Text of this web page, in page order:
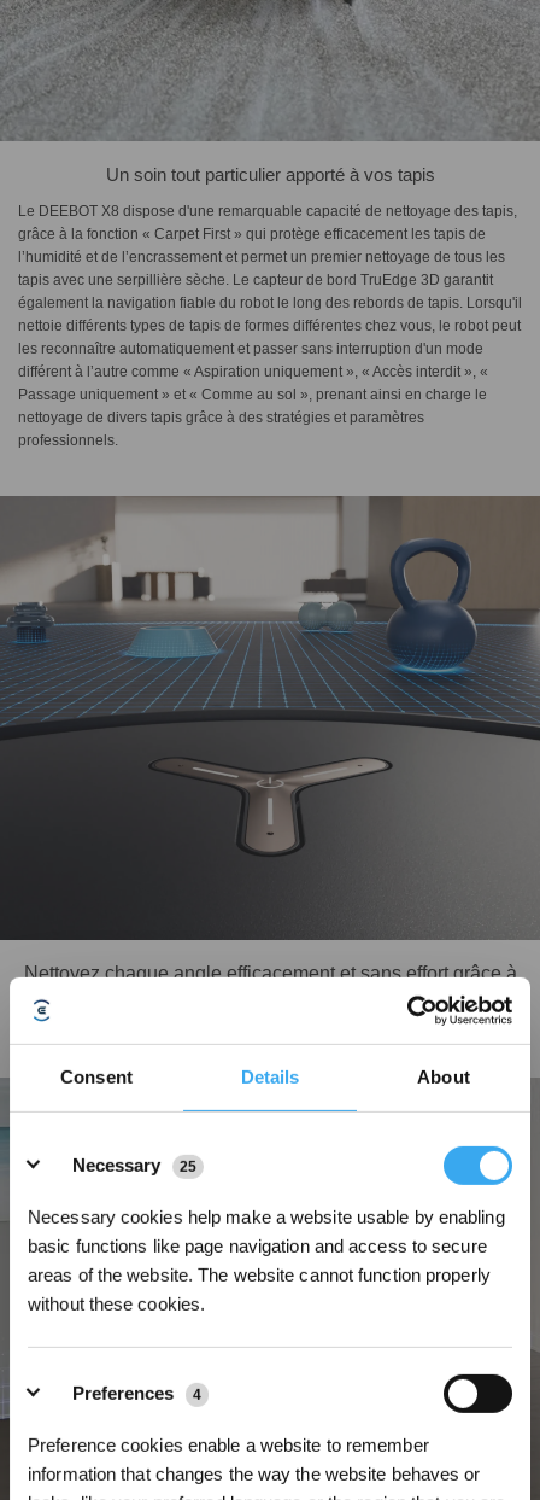
Consent Details About
Necessary
25
Necessary cookies help make a website usable by enabling
basic functions like page navigation and access to secure
areas of the website. The website cannot function properly
without these cookies.
Preferences 4
Preference cookies enable a website to remember
information that changes the way the website behaves or
Un soin tout particulier apporté à vos tapis
Le DEEBOT X8 dispose d'une remarquable capacité de nettoyage des tapis,
grâce à la fonction « Carpet First » qui protège efficacement les tapis de
l’humidité et de l’encrassement et permet un premier nettoyage de tous les
tapis avec une serpillière sèche. Le capteur de bord TruEdge 3D garantit
également la navigation fiable du robot le long des rebords de tapis. Lorsqu'il
nettoie différents types de tapis de formes différentes chez vous, le robot peut
les reconnaître automatiquement et passer sans interruption d'un mode
différent à l’autre comme « Aspiration uniquement », « Accès interdit », «
Passage uniquement » et « Comme au sol », prenant ainsi en charge le
nettoyage de divers tapis grâce à des stratégies et paramètres
professionnels.
Nettoyez chaque angle efficacement et sans effort grâce à
l’élimination ciblée de la saleté que permet la technologie